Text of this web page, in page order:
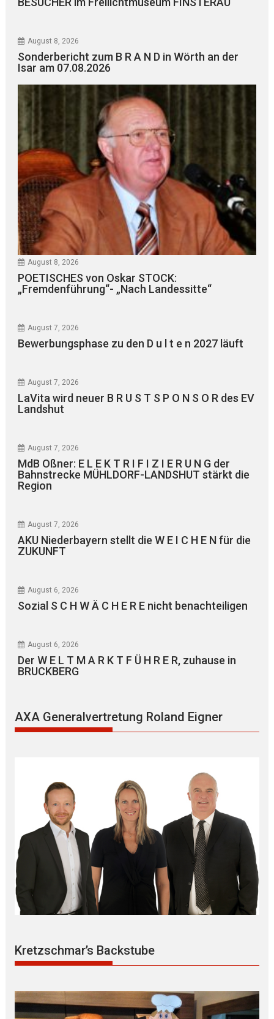
August 8, 2026
Sonderbericht zum B R A N D in Wörth an der
Isar am 07.08.2026
August 8, 2026
POETISCHES von Oskar STOCK:
„Fremdenführung“- „Nach Landessitte“
August 7, 2026
Bewerbungsphase zu den D u l t e n 2027 läuft
August 7, 2026
LaVita wird neuer B R U S T S P O N S O R des EV
Landshut
August 7, 2026
MdB Oßner: E L E K T R I F I Z I E R U N G der
Bahnstrecke MÜHLDORF-LANDSHUT stärkt die
Region
August 7, 2026
AKU Niederbayern stellt die W E I C H E N für die
ZUKUNFT
August 6, 2026
Sozial S C H W Ä C H E R E nicht benachteiligen
August 6, 2026
Der W E L T M A R K T F Ü H R E R, zuhause in
BRUCKBERG
AXA Generalvertretung Roland Eigner
Kretzschmar’s Backstube